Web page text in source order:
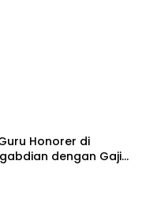
Honorer di
dengan Gaji